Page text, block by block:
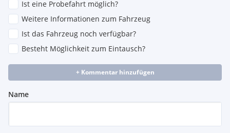
Ist eine Probefahrt möglich?
Weitere Informationen zum Fahrzeug
Ist das Fahrzeug noch verfügbar?
Besteht Möglichkeit zum Eintausch?
+ Kommentar hinzufügen
Name